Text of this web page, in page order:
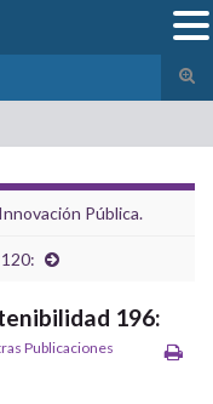
el
Pública.
196:
Publicaciones